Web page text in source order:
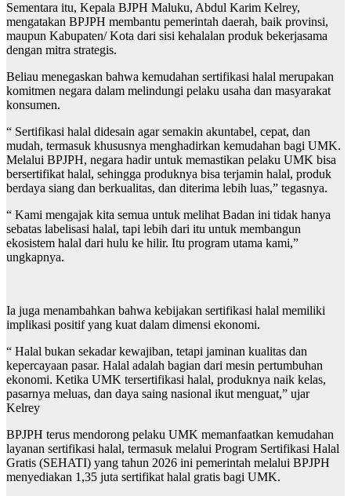
Sementara itu, Kepala BJPH Maluku, Abdul Karim Kelrey,
mengatakan BPJPH membantu pemerintah daerah, baik provinsi,
maupun Kabupaten/ Kota dari sisi kehalalan produk bekerjasama
dengan mitra strategis.
Beliau menegaskan bahwa kemudahan sertifikasi halal merupakan
komitmen negara dalam melindungi pelaku usaha dan masyarakat
konsumen.
“ Sertifikasi halal didesain agar semakin akuntabel, cepat, dan
mudah, termasuk khususnya menghadirkan kemudahan bagi UMK.
Melalui BPJPH, negara hadir untuk memastikan pelaku UMK bisa
bersertifikat halal, sehingga produknya bisa terjamin halal, produk
berdaya siang dan berkualitas, dan diterima lebih luas,” tegasnya.
“ Kami mengajak kita semua untuk melihat Badan ini tidak hanya
sebatas labelisasi halal, tapi lebih dari itu untuk membangun
ekosistem halal dari hulu ke hilir. Itu program utama kami,”
ungkapnya.
Ia juga menambahkan bahwa kebijakan sertifikasi halal memiliki
implikasi positif yang kuat dalam dimensi ekonomi.
“ Halal bukan sekadar kewajiban, tetapi jaminan kualitas dan
kepercayaan pasar. Halal adalah bagian dari mesin pertumbuhan
ekonomi. Ketika UMK tersertifikasi halal, produknya naik kelas,
pasarnya meluas, dan daya saing nasional ikut menguat,” ujar
Kelrey
BPJPH terus mendorong pelaku UMK memanfaatkan kemudahan
layanan sertifikasi halal, termasuk melalui Program Sertifikasi Halal
Gratis (SEHATI) yang tahun 2026 ini pemerintah melalui BPJPH
menyediakan 1,35 juta sertifikat halal gratis bagi UMK.